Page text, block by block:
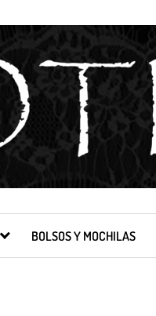
BOLSOS Y MOCHILAS